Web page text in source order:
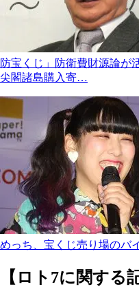
防宝くじ」防衛費財源論が
尖閣諸島購入寄…
めっち、宝くじ売り場のバ
【ロト7に関する